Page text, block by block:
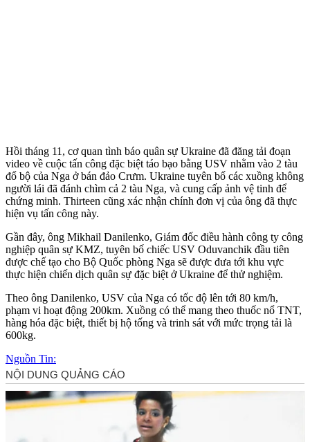
Hồi tháng 11, cơ quan tình báo quân sự Ukraine đã đăng tải đoạn
video về cuộc tấn công đặc biệt táo bạo bằng USV nhằm vào 2 tàu
đổ bộ của Nga ở bán đảo Crưm. Ukraine tuyên bố các xuồng không
người lái đã đánh chìm cả 2 tàu Nga, và cung cấp ảnh vệ tinh để
chứng minh. Thirteen cũng xác nhận chính đơn vị của ông đã thực
hiện vụ tấn công này.
Gần đây, ông Mikhail Danilenko, Giám đốc điều hành công ty công
nghiệp quân sự KMZ, tuyên bố chiếc USV Oduvanchik đầu tiên
được chế tạo cho Bộ Quốc phòng Nga sẽ được đưa tới khu vực
thực hiện chiến dịch quân sự đặc biệt ở Ukraine để thử nghiệm.
Theo ông Danilenko, USV của Nga có tốc độ lên tới 80 km/h,
phạm vi hoạt động 200km. Xuồng có thể mang theo thuốc nổ TNT,
hàng hóa đặc biệt, thiết bị hộ tống và trinh sát với mức trọng tải là
600kg.
Nguồn Tin: